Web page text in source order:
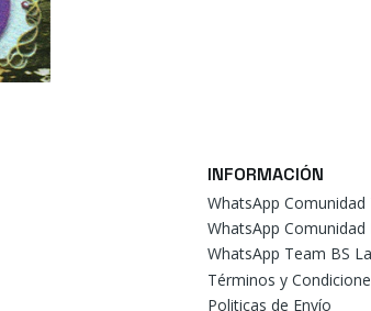
INFORMACIÓN
WhatsApp Comunidad
WhatsApp Comunidad
WhatsApp Team BS
Términos y
Politicas de Envío